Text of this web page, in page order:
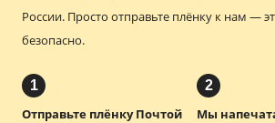
России. Просто отправьте плёнку к нам —
безопасно.
1
Отправьте плёнку Почтой
2
Мы